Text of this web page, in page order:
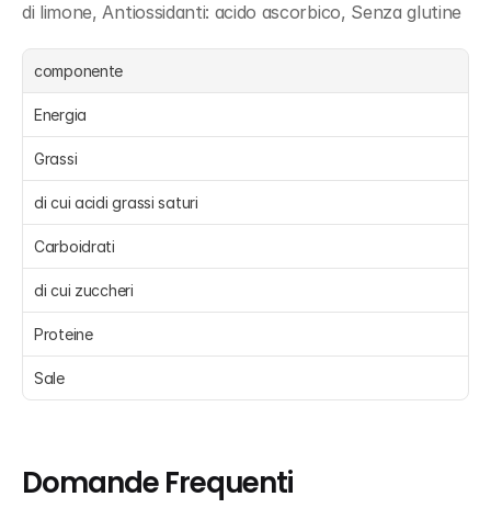
di limone, Antiossidanti: acido ascorbico, Senza glutine
componente
Energia
Grassi
di cui acidi grassi saturi
Carboidrati
di cui zuccheri
Proteine
Sale
Domande Frequenti